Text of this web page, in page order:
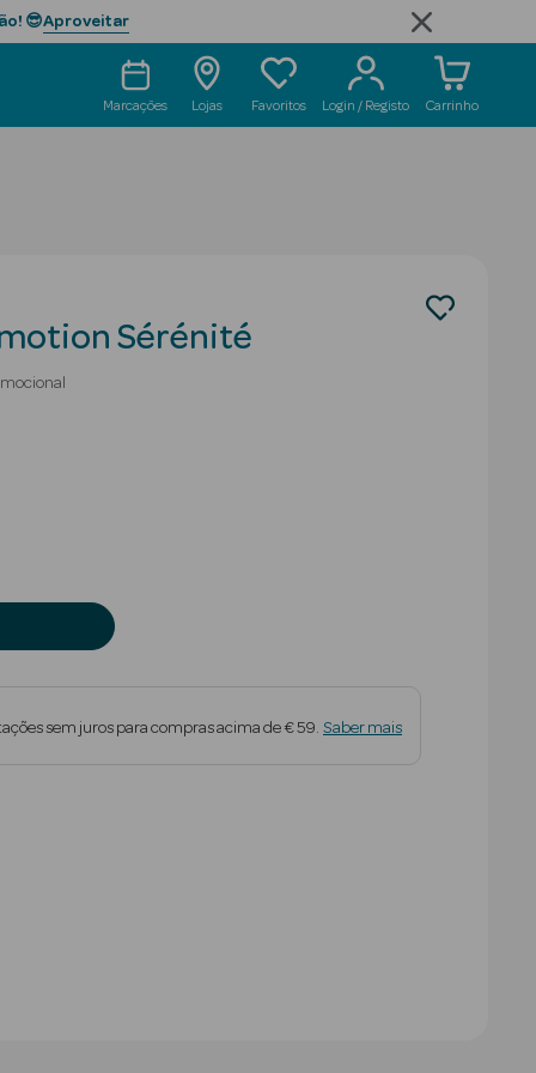
😎Aproveitar
Marcações Lojas Favoritos Login / Registo Carrinho
Sérénité
sem juros para compras acima de € 59. Saber mais